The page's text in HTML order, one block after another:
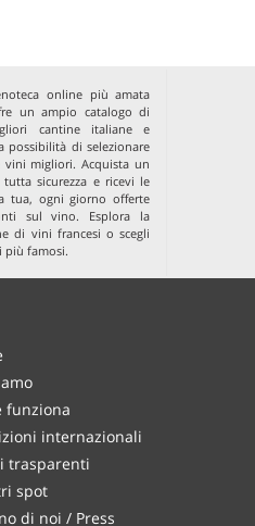
online più amata
un ampio catalogo di
cantine italiane e
possibilità di selezionare
migliori. Acquista un
sicurezza e ricevi le
tua, ogni giorno offerte
sul vino. Esplora la
di vini francesi o scegli
più famosi.
funziona
internazionali
trasparenti
spot
di noi / Press